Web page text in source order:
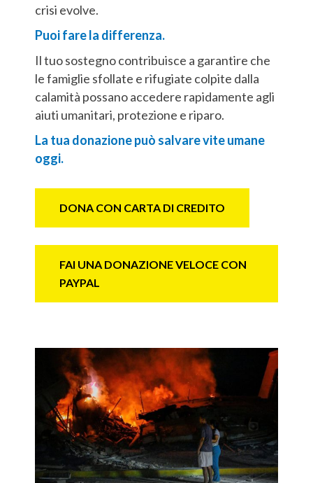
crisi evolve.
Puoi fare la differenza.
Il tuo sostegno contribuisce a garantire che
le famiglie sfollate e rifugiate colpite dalla
calamità possano accedere rapidamente agli
aiuti umanitari, protezione e riparo.
La tua donazione può salvare vite umane
oggi.
DONA CON CARTA DI CREDITO
FAI UNA DONAZIONE VELOCE CON
PAYPAL